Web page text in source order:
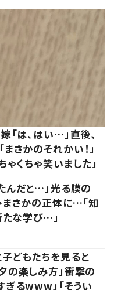
は、はい…」直後、
さかのそれかい！」
ゃくちゃ笑いました」
んだと…」光る膜の
まさかの正体に…「知
たな学び…」
どもたちを見ると
の楽しみ方」衝撃の
るwww」「そうい